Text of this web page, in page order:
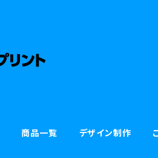
商品一覧 デザイン制作